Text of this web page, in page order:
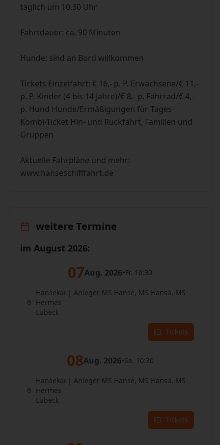
täglich um 10.30 Uhr
Fahrtdauer: ca. 90 Minuten
Hunde: sind an Bord willkommen
Tickets Einzelfahrt: € 16,- p. P. Erwachsene/€ 11,-
p. P. Kinder (4 bis 14 Jahre)/€ 8,- p. Fahrrad/€ 4,-
p. Hund Hunde/Ermäßigungen für Tages-
Kombi-Ticket Hin- und Rückfahrt, Familien und
Gruppen
Aktuelle Fahrpläne und mehr:
www.hanseschifffahrt.de
weitere Termine
im August 2026:
07Aug. 2026•Fr. 10:30
Hansekai | Anleger MS Hanse, MS Hansa, MS
Hermes
Lübeck
Tickets
08Aug. 2026•Sa. 10:30
Hansekai | Anleger MS Hanse, MS Hansa, MS
Hermes
Lübeck
Tickets